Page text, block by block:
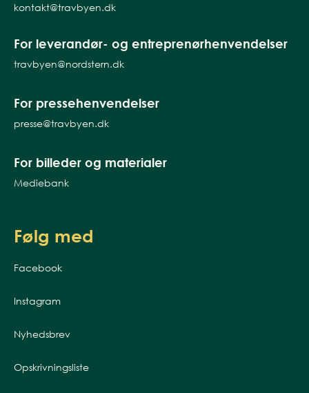
kontakt@travbyen.dk
For leverandør- og entreprenørhenvendelser
travbyen@nordstern.dk
For pressehenvendelser
presse@travbyen.dk
For billeder og materialer
Mediebank
Følg med
Facebook
Instagram
Nyhedsbrev
Opskrivningsliste